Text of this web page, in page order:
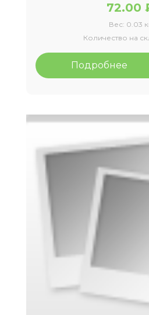
72.00
Вес: 0.03
Количество на
Подробнее